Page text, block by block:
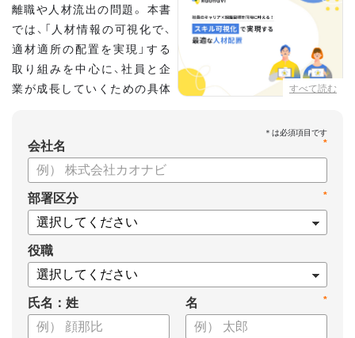
すべて読む
離職や人材流出の問題。 本書
では、「人材情報の可視化で、
適材適所の配置を実現」する
取り組みを中心に、社員と企
業が成長していくための具体
【資料の内容】
・不適切な人員配置の要因と悪影響
・データドリブンな人材配置のメリット
・導入イメージとリーダー育成への応用
*
会社名
*
部署区分
役職
氏名：姓 *
名